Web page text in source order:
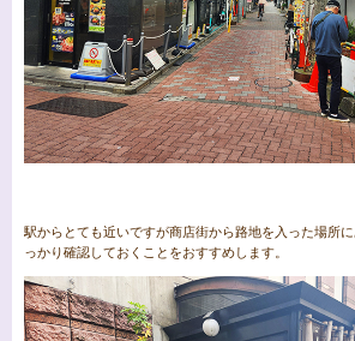
駅からとても近いですが商店街から路地を入った場所
っかり確認しておくことをおすすめします。